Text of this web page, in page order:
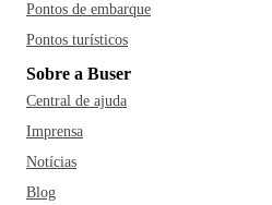
Pontos de embarque
Pontos turísticos
Sobre a Buser
Central de ajuda
Imprensa
Notícias
Blog